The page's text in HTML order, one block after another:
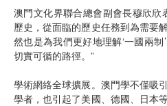
澳門文化界聯合總會副會長穆欣欣
歷史，從面臨的歷史任務到為需要
然也是為我們更好地理解‘一國兩
切實可循的路徑。”
學術網絡全球擴展。澳門學不僅吸
學者，也引起了美國、德國、日本